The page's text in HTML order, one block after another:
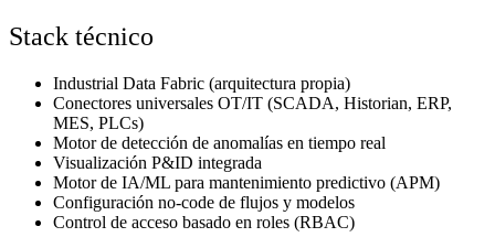
Stack técnico
Industrial Data Fabric (arquitectura propia)
Conectores universales OT/IT (SCADA, Historian, ERP,
MES, PLCs)
Motor de detección de anomalías en tiempo real
Visualización P&ID integrada
Motor de IA/ML para mantenimiento predictivo (APM)
Configuración no-code de flujos y modelos
Control de acceso basado en roles (RBAC)